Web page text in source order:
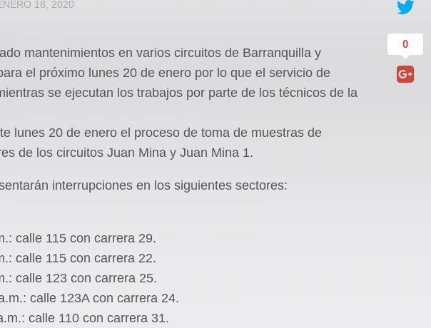
18, 2020
mantenimientos en varios circuitos de Barranquilla y
el próximo lunes 20 de enero por lo que el servicio de
se ejecutan los trabajos por parte de los técnicos de la
lunes 20 de enero el proceso de toma de muestras de
de los circuitos Juan Mina y Juan Mina 1.
interrupciones en los siguientes sectores:
calle 115 con carrera 29.
calle 115 con carrera 22.
calle 123 con carrera 25.
calle 123A con carrera 24.
calle 110 con carrera 31.
0